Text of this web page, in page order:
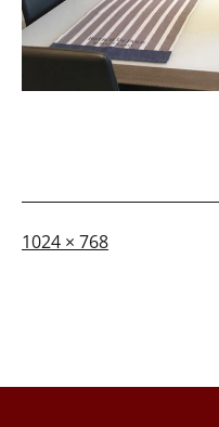
A
1024 × 768